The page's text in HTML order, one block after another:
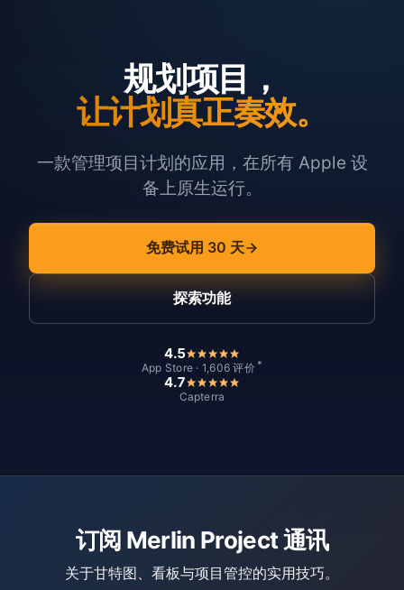
规划项目，
让计划真正奏效。
一款管理项目计划的应用，在所有 Apple 设
备上原生运行。
免费试用 30 天
探索功能
4.5
App Store · 1,606 评价 *
4.7
Capterra
订阅 Merlin Project 通讯
关于甘特图、看板与项目管控的实用技巧。